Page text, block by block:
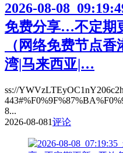
2026-08-
免费分享…不定期
（网络免费节点
湾|马来西亚|…
ss://
8...
2026-08-081评论